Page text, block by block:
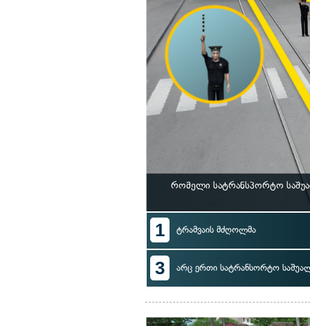
რომელი სატრანსპორტო
1 ტრამვაის მძღოლმა
3 არც ერთი სატრანსორტო